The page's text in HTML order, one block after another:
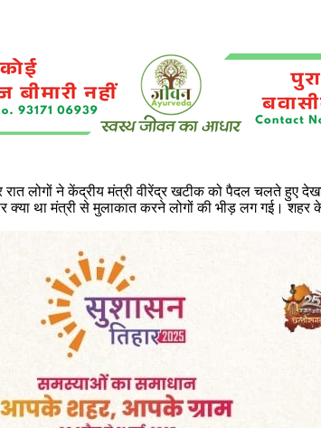
रात लोगों ने केंद्रीय मंत्री वीरेंद्र खटीक को पैदल चलते हुए
क्या था मंत्री से मुलाकात करने लोगों की भीड़ लग गई।